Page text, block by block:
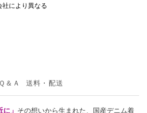
により異なる
Ｑ＆Ａ 送料・配送
」 その想いから生まれた、国産デニム着